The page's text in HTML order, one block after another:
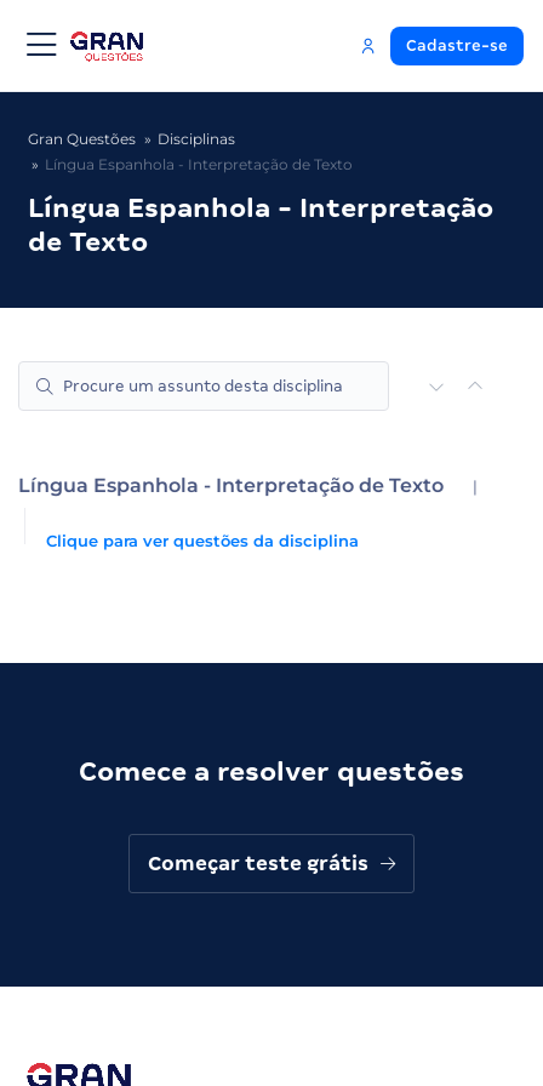
Cadastre-se
Gran Questões
Disciplinas
Língua Espanhola - Interpretação de Texto
Língua Espanhola - Interpretação
de Texto
Língua Espanhola - Interpretação de Texto |
Clique para ver questões da disciplina
Comece a resolver questões
Começar teste grátis